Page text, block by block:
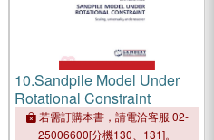
10.Sandpile Model Under
Rotational Constraint
若需訂購本書，請電洽客服 02-
25006600[分機130、131]。